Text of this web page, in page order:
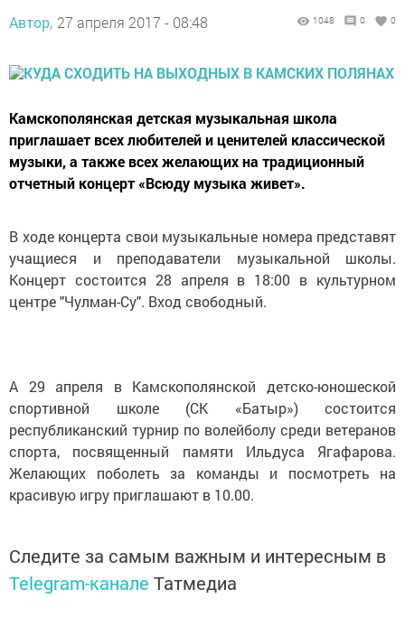
Автор, 27 апреля 2017 - 08:48 1048 0 0
Камскополянская детская музыкальная школа
приглашает всех любителей и ценителей классической
музыки, а также всех желающих на традиционный
отчетный концерт «Всюду музыка живет».
В ходе концерта свои музыкальные номера представят
учащиеся и преподаватели музыкальной школы.
Концерт состоится 28 апреля в 18:00 в культурном
центре "Чулман-Су". Вход свободный.
А 29 апреля в Камскополянской детско-юношеской
спортивной школе (СК «Батыр») состоится
республиканский турнир по волейболу среди ветеранов
спорта, посвященный памяти Ильдуса Ягафарова.
Желающих поболеть за команды и посмотреть на
красивую игру приглашают в 10.00.
Следите за самым важным и интересным в
Telegram-канале Татмедиа